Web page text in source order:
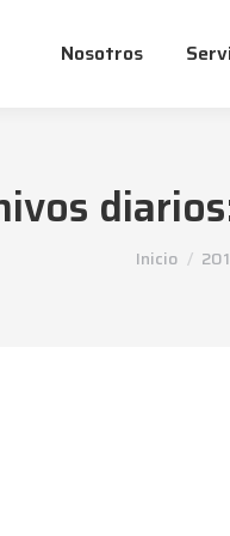
Nosotros
Estás aquí:
Inicio